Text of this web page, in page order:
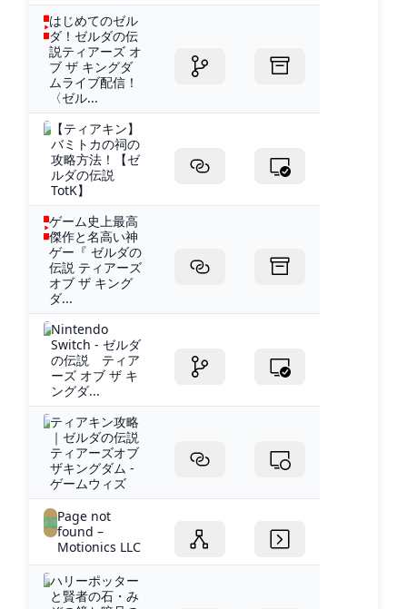
はじめてのゼル
ダ！ゼルダの伝
説ティアーズ オ
ブ ザ キングダ
ムライブ配信！
〈ゼル...
【ティアキン】
バミトカの祠の
攻略方法！【ゼ
ルダの伝説
TotK】
ゲーム史上最高
傑作と名高い神
ゲー『 ゼルダの
伝説 ティアーズ
オブ ザ キング
ダ...
Nintendo
Switch - ゼルダ
の伝説 ティア
ーズ オブ ザ キ
ングダ...
ティアキン攻略
｜ゼルダの伝説
ティアーズオブ
ザキングダム -
ゲームウィズ
Page not
found –
Motionics LLC
ハリーポッター
と賢者の石・み